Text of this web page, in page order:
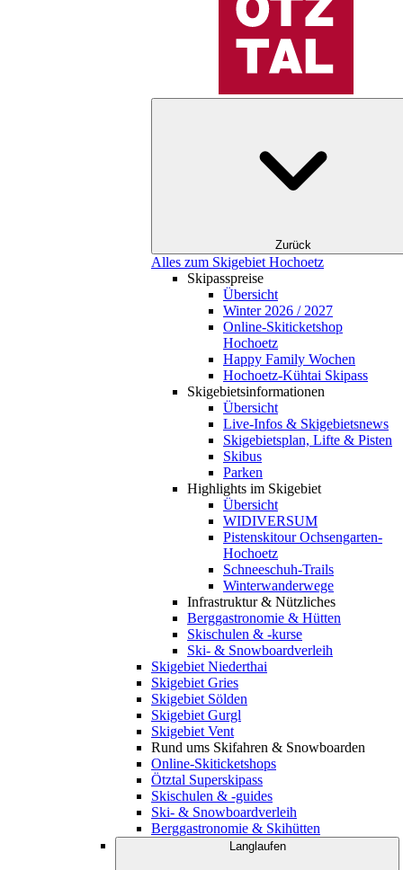
Zurück
Alles zum Skigebiet Hochoetz
Skipasspreise
Übersicht
Winter 2026 / 2027
Online-Skiticketshop
Hochoetz
Happy Family Wochen
Hochoetz-Kühtai Skipass
Skigebietsinformationen
Übersicht
Live-Infos & Skigebietsnews
Skigebietsplan, Lifte & Pisten
Skibus
Parken
Highlights im Skigebiet
Übersicht
WIDIVERSUM
Pistenskitour Ochsengarten-
Hochoetz
Schneeschuh-Trails
Winterwanderwege
Infrastruktur & Nützliches
Berggastronomie & Hütten
Skischulen & -kurse
Ski- & Snowboardverleih
Skigebiet Niederthai
Skigebiet Gries
Skigebiet Sölden
Skigebiet Gurgl
Skigebiet Vent
Rund ums Skifahren & Snowboarden
Online-Skiticketshops
Ötztal Superskipass
Skischulen & -guides
Ski- & Snowboardverleih
Berggastronomie & Skihütten
Langlaufen